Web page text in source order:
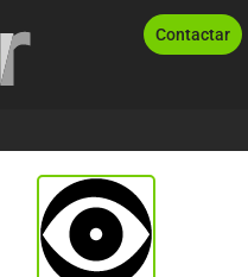
Contactar